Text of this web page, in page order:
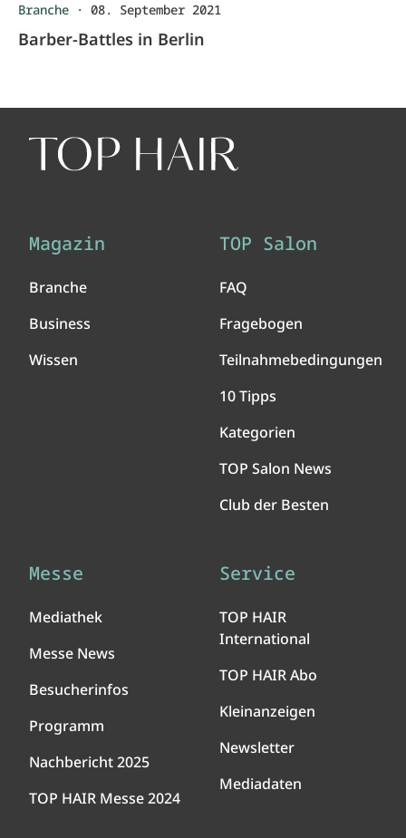
Branche · 08. September 2021
Barber-Battles in Berlin
Magazin
Branche
Business
Wissen
TOP Salon
FAQ
Fragebogen
Teilnahmebedingungen
10 Tipps
Kategorien
TOP Salon News
Club der Besten
Messe
Mediathek
Messe News
Besucherinfos
Programm
Nachbericht 2025
TOP HAIR Messe 2024
Service
TOP HAIR
International
TOP HAIR Abo
Kleinanzeigen
Newsletter
Mediadaten